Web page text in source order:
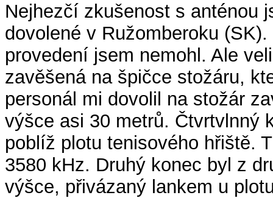
Nejhezčí zkušenost s anténou
dovolené v Ružomberoku
provedení jsem nemohl. Ale
zavěšená na špičce stožáru,
personál mi dovolil na stožár
výšce asi 30 metrů. Čtvrtvlnný
poblíž plotu tenisového hřiště.
3580 kHz. Druhý konec byl z
výšce, přivázaný lankem u